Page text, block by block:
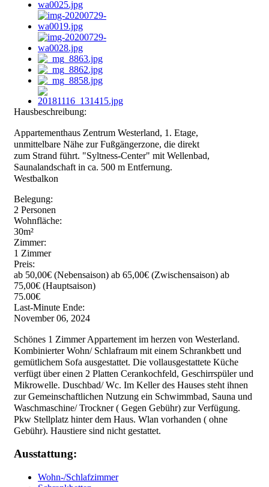
Hausbeschreibung:
Appartementhaus Zentrum Westerland, 1. Etage,
unmittelbare Nähe zur Fußgängerzone, die direkt
zum Strand führt. "Syltness-Center" mit Wellenbad,
Saunalandschaft in ca. 500 m Entfernung.
Westbalkon
Belegung:
2 Personen
Wohnfläche:
30m²
Zimmer:
1 Zimmer
Preis:
ab 50,00€ (Nebensaison) ab 65,00€ (Zwischensaison) ab
75,00€ (Hauptsaison)
75.00€
Last-Minute Ende:
November 06, 2024
Schönes 1 Zimmer Appartement im herzen von Westerland.
Kombinierter Wohn/ Schlafraum mit einem Schrankbett und
gemütlichem Sofa ausgestattet. Die vollausgestattete Küche
verfügt über einen 2 Platten Cerankochfeld, Geschirrspüler und
Mikrowelle. Duschbad/ Wc. Im Keller des Hauses steht ihnen
zur Gemeinschaftlichen Nutzung ein Schwimmbad, Sauna und
Waschmaschine/ Trockner ( Gegen Gebühr) zur Verfügung.
Pkw Stellplatz hinter dem Haus. Wlan vorhanden ( ohne
Gebühr). Haustiere sind nicht gestattet.
Ausstattung:
Wohn-/Schlafzimmer